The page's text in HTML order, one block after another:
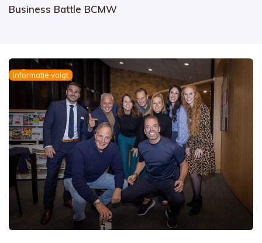
Business Battle BCMW
Informatie volgt